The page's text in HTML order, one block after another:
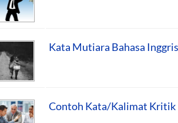
Kata Mutiara Bahasa
Contoh Kata/Kalimat